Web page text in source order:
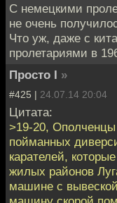
С немецкими
не очень
Что уж, даже с
пролетариями в
Просто I »
#425 | 24.07.14 20:04
Цитата:
>19-20,
пойманных
карателей,
жилых районов
машине с вывеской